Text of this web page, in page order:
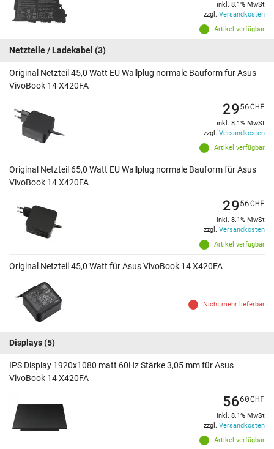
Artikel verfügbar
inkl. 8.1% MwSt
zzgl. Versandkosten
Netzteile / Ladekabel (3)
Original Netzteil 45,0 Watt EU Wallplug normale Bauform für Asus
VivoBook 14 X420FA
Artikel verfügbar
2956CHF
inkl. 8.1% MwSt
zzgl. Versandkosten
Original Netzteil 65,0 Watt EU Wallplug normale Bauform für Asus
VivoBook 14 X420FA
Artikel verfügbar
2956CHF
inkl. 8.1% MwSt
zzgl. Versandkosten
Original Netzteil 45,0 Watt für Asus VivoBook 14 X420FA
Nicht mehr lieferbar
Displays(5)
IPS Display 1920x1080 matt 60Hz Stärke 3,05 mm für Asus
VivoBook 14 X420FA
Artikel verfügbar
5660CHF
inkl. 8.1% MwSt
zzgl. Versandkosten